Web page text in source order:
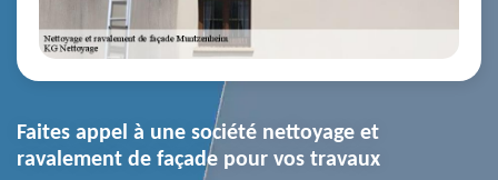
Faites appel à une société nettoyage et
ravalement de façade pour vos travaux